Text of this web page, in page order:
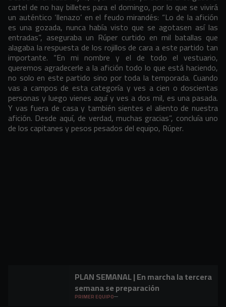
cartel de no hay billetes para el domingo, por lo que se vivirá
un auténtico ‘llenazo’ en el feudo mirandés: “Lo de la afición
es una gozada, nunca había visto que se agotasen así las
entradas”, aseguraba un Rúper curtido en mil batallas que
alagaba la respuesta de los rojillos de cara a este partido tan
importante. “En mi nombre y el de todo el vestuario,
queremos agradecerle a la afición todo lo que está haciendo,
no solo en este partido sino por toda la temporada. Cuando
vas a campos de esta categoría y ves a cien o doscientas
personas y luego vienes aquí y ves a dos mil, es una pasada.
Y vas fuera de casa y también sientes el aliento de nuestra
afición. Desde aquí, de verdad, muchas gracias”, concluía uno
de los capitanes y pesos pesados del equipo, Rúper.
PLAN SEMANAL | En marcha la tercera
semana se preparación
PRIMER EQUIPO